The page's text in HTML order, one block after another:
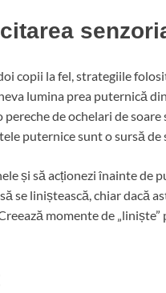
copii la fel, strategiile
lumina prea puternică
pereche de ochelari de
puternice sunt o sursă de
și să acționezi înainte de
se liniștească, chiar dacă
momente de